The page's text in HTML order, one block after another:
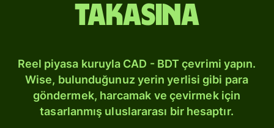
takasına
Reel piyasa kuruyla CAD - BDT çevrimi yapın.
Wise, bulunduğunuz yerin yerlisi gibi para
göndermek, harcamak ve çevirmek için
tasarlanmış uluslararası bir hesaptır.